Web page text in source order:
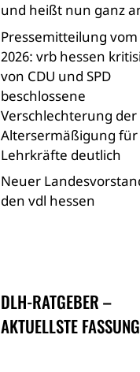
und heißt nun ganz
Pressemitteilung vom
2026: vrb hessen
von CDU und SPD
beschlossene
Verschlechterung der
Altersermäßigung für
Lehrkräfte deutlich
Neuer
den vdl hessen
DLH-RATGEBER –
AKTUELLSTE FASSUNG